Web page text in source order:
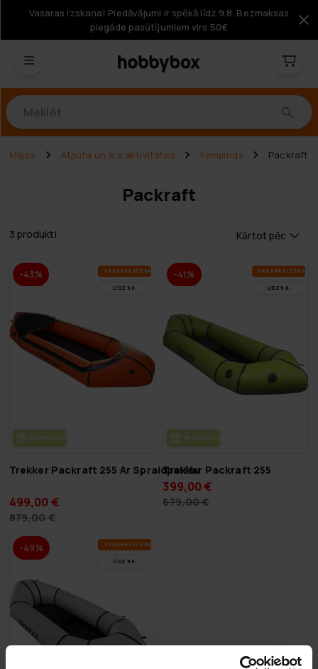
Vasaras izskaņa! Piedāvājumi ir spēkā līdz 9.8. Bezmaksas
piegāde pasūtījumiem virs 50€
Mājas Atpūta un āra aktivitātes Kempings Packraft
Packraft
3 produkti Kārtot pēc
-43% VA­SA­RAS IZ­SKA­ŅA
LĪDZ 9.8.
BEZ­MAK­SAS PIE­GĀ­DE
Trekker Packraft 255 Ar Spraidpalātu
499,00 €
879,00 €
-41% VA­SA­RAS IZ­SKA­ŅA
LĪDZ 9.8.
BEZ­MAK­SAS PIE­GĀ­DE
Trekker Packraft 255
399,00 €
679,00 €
-49% VA­SA­RAS IZ­SKA­ŅA
LĪDZ 9.8.